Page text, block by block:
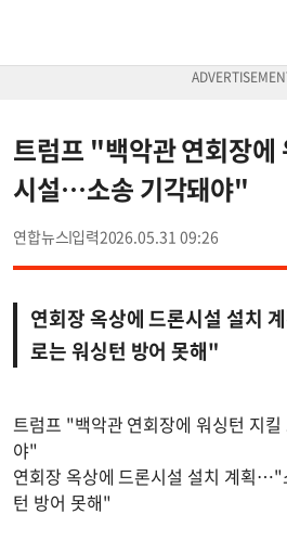
트럼프 "백악관 연회장에
시설…소송 기각돼야"
연합뉴스 2026.05.31 09:26
연회장 옥상에 드론시설 설치
로는 워싱턴 방어 못해"
트럼프 "백악관 연회장에 워싱턴 지
야"
연회장 옥상에 드론시설 설치 계획…"
턴 방어 못해"